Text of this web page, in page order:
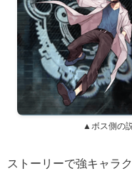
▲ボス側の
ストーリーで強キャラ